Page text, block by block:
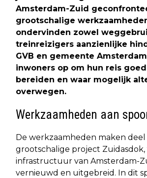
Amsterdam-Zuid
grootschalige
ondervinden zowel
treinreizigers aanzienlijke
GVB en gemeente
inwoners op om hun reis
bereiden en waar mogelijk
overwegen.
Werkzaamheden aan
De werkzaamheden maken
grootschalige project Zuidasdok,
infrastructuur van Amsterdam-
vernieuwd en uitgebreid. In dit